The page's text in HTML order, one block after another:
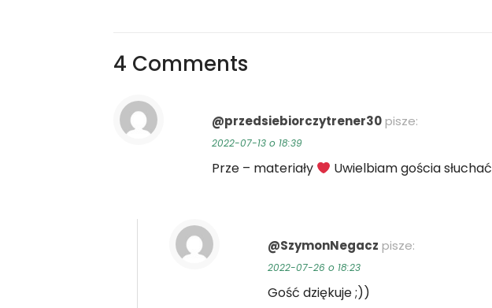
4 Comments
@przedsiebiorczytrener30pisze:
2022-07-13 o 18:39
Prze – materiały Uwielbiam gościa słuchać
@SzymonNegacz pisze:
2022-07-26 o 18:23
Gość dziękuje ;))